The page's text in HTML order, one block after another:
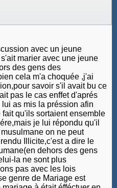
avec un jeune
marier avec une jeune
des gens des
cela m'a choquée ,j'ai
savoir s'il avait bu ce
pas le cas enffet d'aprés
as mis la préssion afin
qu'ils sortaient ensemble
je lui répondu qu'il
on ne peut
Illicite,c'est a dire le
dehors des gens
la ne sont plus
pas avec les lois
genre de Mariage est